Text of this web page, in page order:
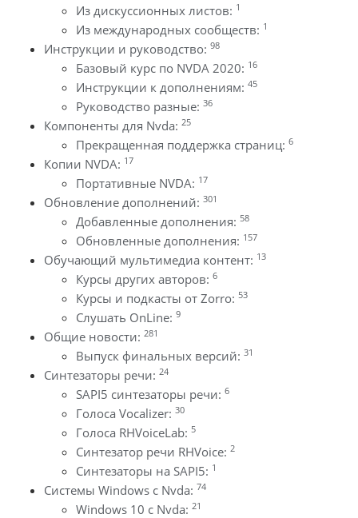
Из дискуссионных листов: 1
Из международных сообществ: 1
Инструкции и руководство: 98
Базовый курс по NVDA 2020: 16
Инструкции к дополнениям: 45
Руководство разные: 36
Компоненты для Nvda: 25
Прекращенная поддержка страниц: 6
Копии NVDA: 17
Портативные NVDA: 17
Обновление дополнений: 301
Добавленные дополнения: 58
Обновленные дополнения: 157
Обучающий мультимедиа контент: 13
Курсы других авторов: 6
Курсы и подкасты от Zorro: 53
Слушать OnLine: 9
Общие новости: 281
Выпуск финальных версий: 31
Синтезаторы речи: 24
SAPI5 синтезаторы речи: 6
Голоса Vocalizer: 30
Голоса RHVoiceLab: 5
Синтезатор речи RHVoice: 2
Синтезаторы на SAPI5: 1
Системы Windows с Nvda: 74
Windows 10 с Nvda: 21